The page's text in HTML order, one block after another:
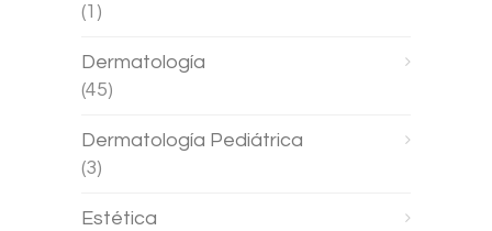
(1)
Dermatología
(45)
Dermatología Pediátrica
(3)
Estética